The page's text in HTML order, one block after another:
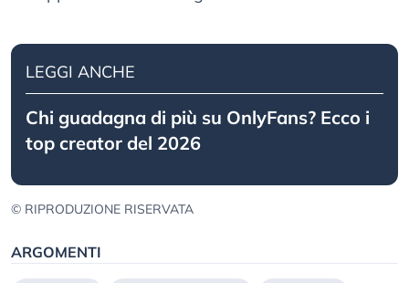
LEGGI ANCHE
Chi guadagna di più su OnlyFans? Ecco i
top creator del 2026
© RIPRODUZIONE RISERVATA
ARGOMENTI